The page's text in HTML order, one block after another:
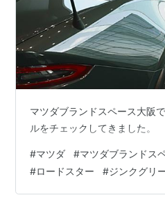
マツダブランドスペース大阪
ルをチェックしてきました。
#マツダ #マツダブランドス
#ロードスター #ジンクグリ